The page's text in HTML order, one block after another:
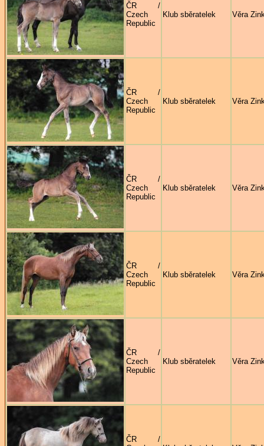
ČR /
Czech
Republic
Klub sběratelek Věra
ČR /
Czech
Republic
Klub sběratelek Věra
ČR /
Czech
Republic
Klub sběratelek Věra
ČR /
Czech
Republic
Klub sběratelek Věra
ČR /
Czech
Republic
Klub sběratelek Věra
ČR /